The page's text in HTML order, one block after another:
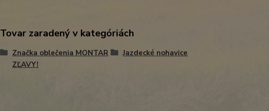
Tovar zaradený v kategóriách
Značka oblečenia MONTAR
ZĽAVY!
Jazdecké nohavice